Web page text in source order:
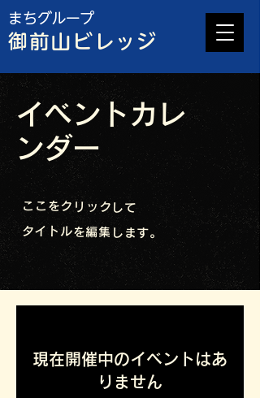
​まちグループ
御前山ビレッジ
現在開催中のイベントはあ
りません
イベントカレ
ンダー
ここをクリックして
タイトルを編集します。